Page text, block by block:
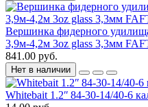
Вершинка фидерного
3,9м-4,2м 3oz glass 3,3мм
841.00 руб.
Нет в наличии
Whitebait 1.2ʺ 84-30-14/40-6